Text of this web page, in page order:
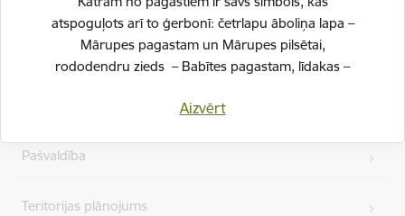
atspoguļots arī to ģerbonī: četrlapu āboliņa lapa –
Mārupes pagastam un Mārupes pilsētai,
rododendru zieds – Babītes pagastam, līdakas –
simbolus vienotā, stilizētā vizuālā rakstā – kā stāstu
Aizvērt
Pašvaldība
Teritorijas plānojums